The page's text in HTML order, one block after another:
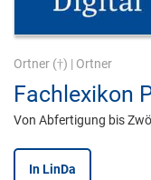
Ortner (†) | Ortner
Fachlexikon
Von Abfertigung bis
In LinDa